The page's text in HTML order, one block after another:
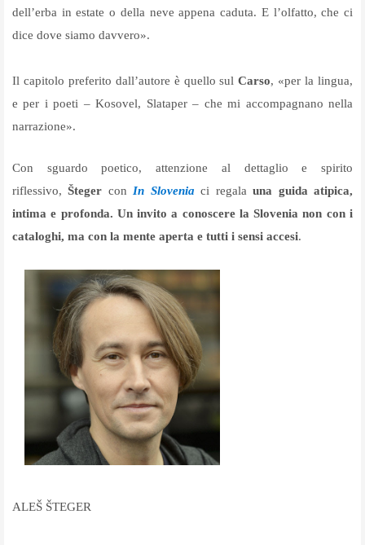
dell’erba in estate o della neve appena caduta. E l’olfatto, che ci
dice dove siamo davvero».
Il capitolo preferito dall’autore è quello sulCarso, «per la lingua,
e per i poeti – Kosovel, Slataper – che mi accompagnano nella
narrazione».
Con sguardo poetico, attenzione al dettaglio e spirito
riflessivo,Šteger con In Slovenia ci regalauna guida atipica,
intima e profonda. Un invito a conoscere la Slovenia non con i
cataloghi, ma con la mente aperta e tutti i sensi accesi.
ALEŠ ŠTEGER